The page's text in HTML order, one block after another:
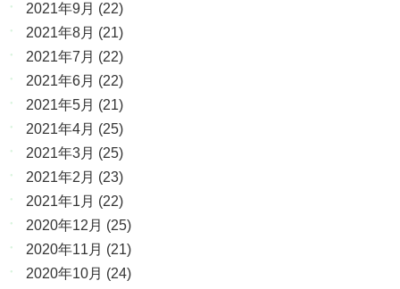
2021年9月 (22)
2021年8月 (21)
2021年7月 (22)
2021年6月 (22)
2021年5月 (21)
2021年4月 (25)
2021年3月 (25)
2021年2月 (23)
2021年1月 (22)
2020年12月 (25)
2020年11月 (21)
2020年10月 (24)